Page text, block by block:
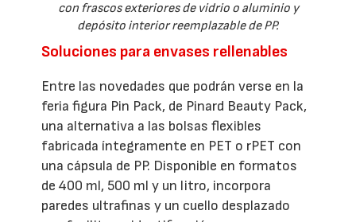
con frascos exteriores de vidrio o aluminio y
depósito interior reemplazable de PP.
Soluciones para envases rellenables
Entre las novedades que podrán verse en la
feria figura Pin Pack, de Pinard Beauty Pack,
una alternativa a las bolsas flexibles
fabricada íntegramente en PET o rPET con
una cápsula de PP. Disponible en formatos
de 400 ml, 500 ml y un litro, incorpora
paredes ultrafinas y un cuello desplazado